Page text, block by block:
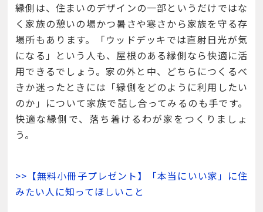
縁側は、住まいのデザインの一部というだけではな
く家族の憩いの場かつ暑さや寒さから家族を守る存
場所もあります。「ウッドデッキでは直射日光が気
になる」という人も、屋根のある縁側なら快適に活
用できるでしょう。家の外と中、どちらにつくるべ
きか迷ったときには「縁側をどのように利用したい
のか」について家族で話し合ってみるのも手です。
快適な縁側で、落ち着けるわが家をつくりましょ
う。
>>【無料小冊子プレゼント】「本当にいい家」に住
みたい人に知ってほしいこと